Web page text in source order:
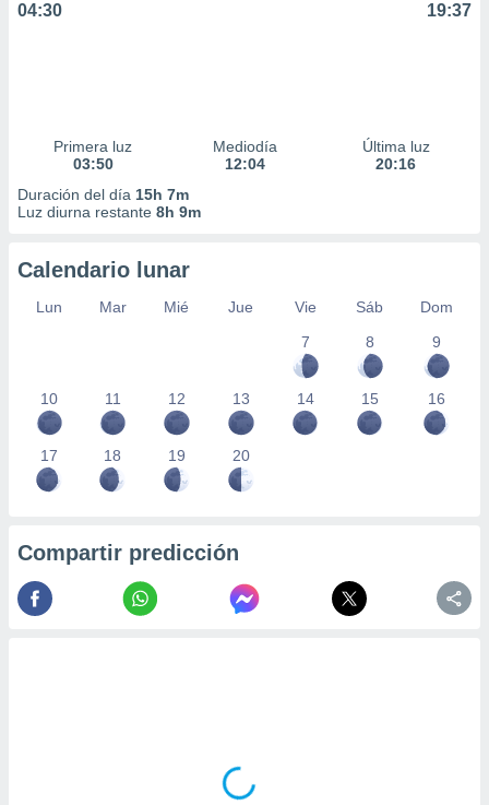
04:30 19:37
Primera luz
03:50
Mediodía
12:04
Última luz
20:16
Duración del día 15h 7m
Luz diurna restante 8h 9m
Calendario lunar
Lun Mar Mié Jue Vie Sáb
Dom
7
8 9
10 11 12 13 14 15 16
17 18 19 20
Compartir predicción